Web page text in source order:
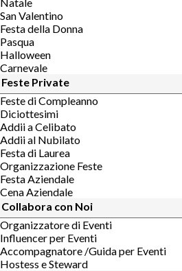
San Valentino
Festa della Donna
Pasqua
Halloween
Carnevale
Feste Private
Feste di Compleanno
Diciottesimi
Addii a Celibato
Addii al Nubilato
Festa di Laurea
Organizzazione Feste
Festa Aziendale
Cena Aziendale
Collabora con Noi
Organizzatore di Eventi
Influencer per Eventi
Accompagnatore /Guida per Eventi
Hostess e Steward